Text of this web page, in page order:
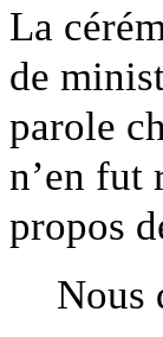
La
de
parole
n’en fut
propos
Nous